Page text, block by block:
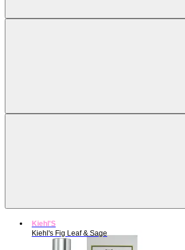
Kiehl'S
Kiehl's Fig Leaf & Sage